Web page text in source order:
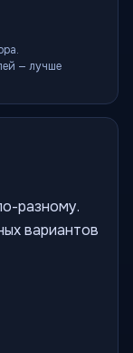
— лучше
разному.
вариантов